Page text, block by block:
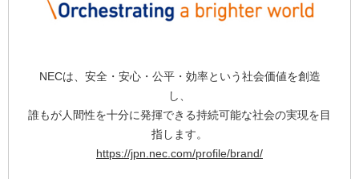
NECは、安全・安心・公平・効率という社会価値を創造
し、
誰もが人間性を十分に発揮できる持続可能な社会の実現を目
指します。
https://jpn.nec.com/profile/brand/